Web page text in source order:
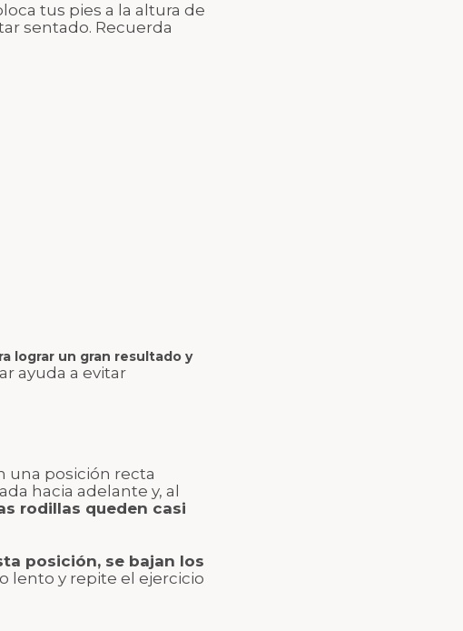
tus pies a la altura de
sentado. Recuerda
lograr un gran resultado y
ayuda a evitar
una posición recta
hacia adelante y, al
rodillas queden casi
posición, se bajan los
lento y repite el ejercicio